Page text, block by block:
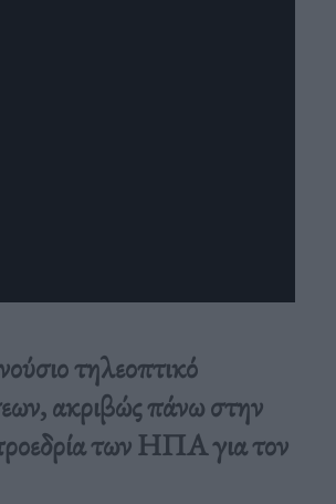
τηλεοπτικό
ακριβώς πάνω στην
των ΗΠΑ για τον